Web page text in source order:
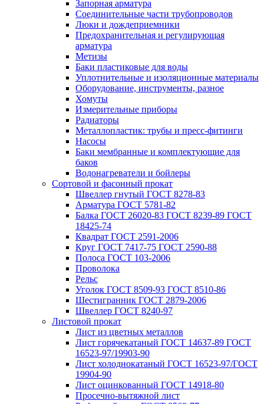
Запорная арматура
Соединительные части трубопроводов
Люки и дождеприемники
Предохранительная и регулирующая
арматура
Метизы
Баки пластиковые для воды
Уплотнительные и изоляционные материалы
Оборудование, инструменты, разное
Хомуты
Измерительные приборы
Радиаторы
Металлопластик: трубы и пресс-фитинги
Насосы
Баки мембранные и комплектующие для
баков
Водонагреватели и бойлеры
Сортовой и фасонный прокат
Швеллер гнутый ГОСТ 8278-83
Арматура ГОСТ 5781-82
Балка ГОСТ 26020-83 ГОСТ 8239-89 ГОСТ
18425-74
Квадрат ГОСТ 2591-2006
Круг ГОСТ 7417-75 ГОСТ 2590-88
Полоса ГОСТ 103-2006
Проволока
Рельс
Уголок ГОСТ 8509-93 ГОСТ 8510-86
Шестигранник ГОСТ 2879-2006
Швеллер ГОСТ 8240-97
Листовой прокат
Лист из цветных металлов
Лист горячекатаный ГОСТ 14637-89 ГОСТ
16523-97/19903-90
Лист холоднокатаный ГОСТ 16523-97/ГОСТ
19904-90
Лист оцинкованный ГОСТ 14918-80
Просечно-вытяжной лист